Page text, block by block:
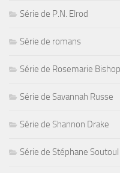
Série de P.N. Elrod
Série de romans
Série de Rosemarie Bishop
Série de Savannah Russe
Série de Shannon Drake
Série de Stéphane Soutoul